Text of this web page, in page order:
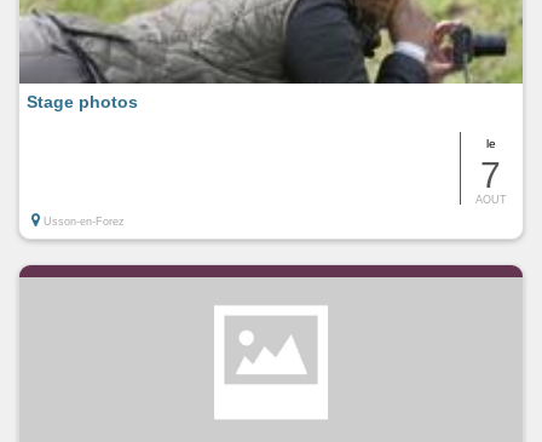
le
7
AOUT
Stage photos
Usson-en-Forez